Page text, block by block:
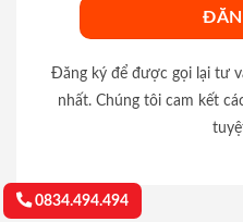
Đăng ký để được gọi lại tư
nhất. Chúng tôi cam kết
0834.494.494